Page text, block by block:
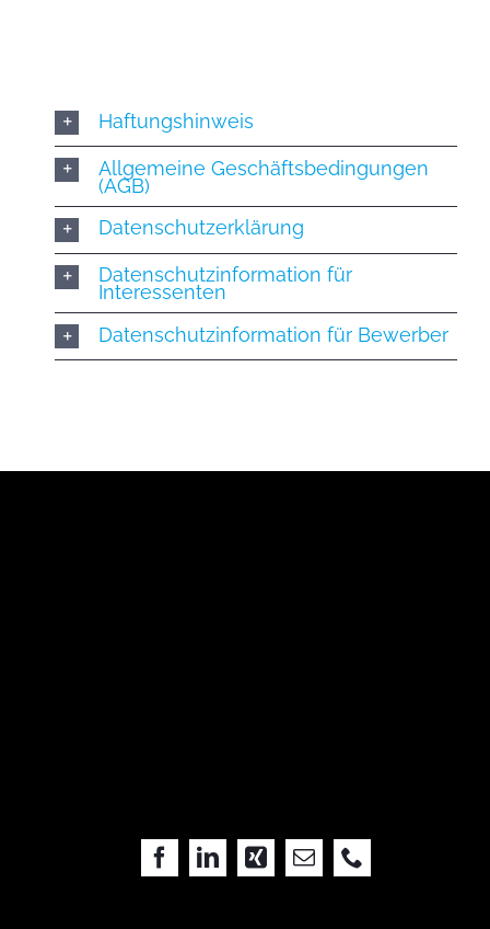
Haftungshinweis
Allgemeine Geschäftsbedingungen
(AGB)
Datenschutzerklärung
Datenschutzinformation für
Interessenten
Datenschutzinformation für Bewerber